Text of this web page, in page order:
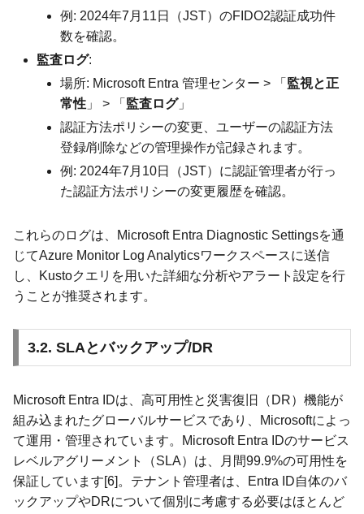
例: 2024年7月11日（JST）のFIDO2認証成功件
数を確認。
監査ログ:
場所: Microsoft Entra 管理センター > 「 監視と正
常性 」 > 「 監査ログ」
認証方法ポリシーの変更、ユーザーの認証方法
登録/削除などの管理操作が記録されます。
例: 2024年7月10日（JST）に認証管理者が行っ
た認証方法ポリシーの変更履歴を確認。
これらのログは、Microsoft Entra Diagnostic Settingsを通
じてAzure Monitor Log Analyticsワークスペースに送信
し、Kustoクエリを用いた詳細な分析やアラート設定を行
うことが推奨されます。
3.2. SLAとバックアップ/DR
Microsoft Entra IDは、高可用性と災害復旧（DR）機能が
組み込まれたグローバルサービスであり、Microsoftによっ
て運用・管理されています。Microsoft Entra IDのサービス
レベルアグリーメント（SLA）は、月間99.9%の可用性を
保証しています[6]。テナント管理者は、Entra ID自体のバ
ックアップやDRについて個別に考慮する必要はほとんど